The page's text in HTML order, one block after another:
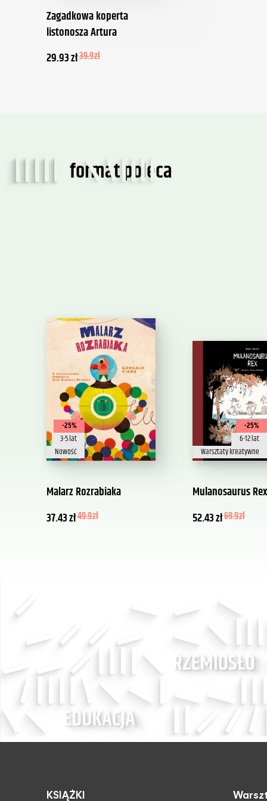
Zagadkowa koperta
listonosza Artura
29.93zł39.9zł
format poleca
-25%
3-5 lat
Nowość
Malarz Rozrabiaka
37.43zł49.9zł
-25%
6-12 lat
Warsztaty kreatywne
Mulanosaurus Rex
52.43zł69.9zł
KSIĄŻKI